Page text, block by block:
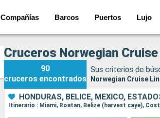
Compañías Barcos Puertos Lujo
Cruceros Norwegian
90
cruceros encontrados
Sus criterios de
Norwegian Cruise
HONDURAS, BELICE, MÉXICO,
Itinerario : Miami, Roatan, Belize (harvest caye),